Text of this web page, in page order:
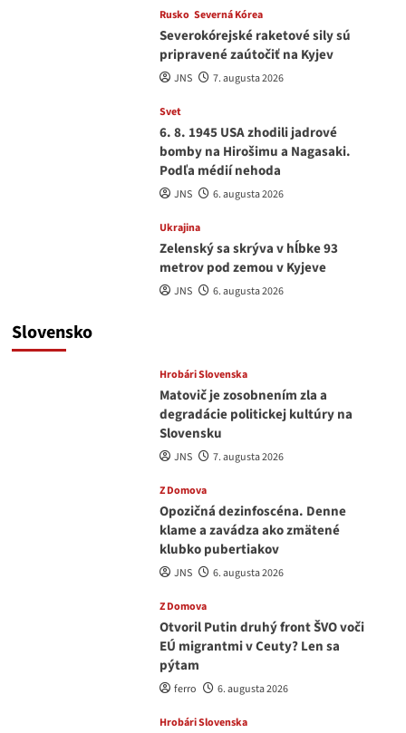
Rusko Severná Kórea
Severokórejské raketové sily sú
pripravené zaútočiť na Kyjev
JNS 7. augusta 2026
Svet
6. 8. 1945 USA zhodili jadrové
bomby na Hirošimu a Nagasaki.
Podľa médií nehoda
JNS 6. augusta 2026
Ukrajina
Zelenský sa skrýva v hĺbke 93
metrov pod zemou v Kyjeve
JNS 6. augusta 2026
Slovensko
Hrobári Slovenska
Matovič je zosobnením zla a
degradácie politickej kultúry na
Slovensku
JNS 7. augusta 2026
Z Domova
Opozičná dezinfoscéna. Denne
klame a zavádza ako zmätené
klubko pubertiakov
JNS 6. augusta 2026
Z Domova
Otvoril Putin druhý front ŠVO voči
EÚ migrantmi v Ceuty? Len sa
pýtam
ferro 6. augusta 2026
Hrobári Slovenska